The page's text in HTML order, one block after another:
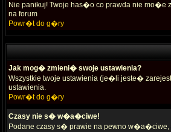
Nie panikuj! Twoje has�o co prawda nie
na forum
Powr�t do g�ry
Jak mog� zmieni� swoje ustawienia?
Wszystkie twoje ustawienia (je�li jeste�
ustawienia.
Powr�t do g�ry
Czasy nie s� w�a�ciwe!
Podane czasy s� prawie na pewno